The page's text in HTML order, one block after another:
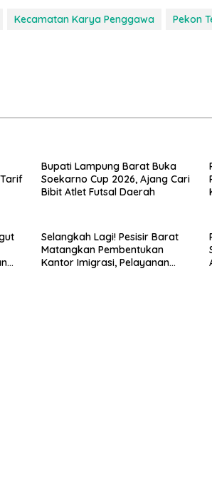
Kecamatan Karya Penggawa
Pekon
Bupati Lampung Barat Buka
Soekarno Cup 2026, Ajang Cari
Bibit Atlet Futsal Daerah
Selangkah Lagi! Pesisir Barat
Matangkan Pembentukan
Kantor Imigrasi, Pelayanan